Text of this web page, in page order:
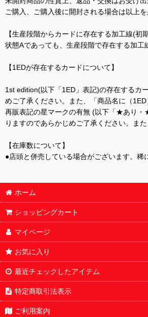
ご購入、ご購入後に開封される場合は以上
【生産段階からカードに存在する加工線(初
状態Aであっても、生産段階で存在する加
【1EDが存在するカードについて】
1st edition(以下「1ED」表記)の存在するカ
めご了承ください。また、「商品名に（
再販表記の星マークの有無 (以下「★あり
りますのであらかじめご了承ください。ま
【在庫数について】
●店頭と併売している場合がございます。稀
ホーム
ショッピングカート
マイページ
お気に入り
最近チェックしたアイテム
特定商取引法表示
ご利用案内